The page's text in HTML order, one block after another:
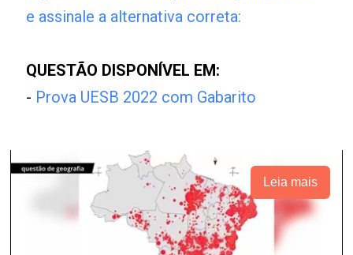
e assinale a alternativa correta:
QUESTÃO DISPONÍVEL EM:
- Prova UESB 2022 com Gabarito
Leia mais